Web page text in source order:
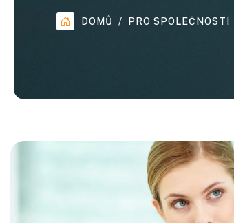
DOMŮ PRO SPOLEČNOSTI